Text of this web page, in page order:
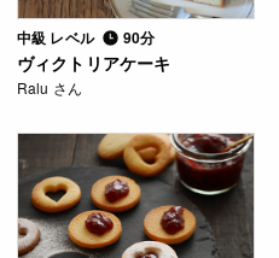
中級 レベル 90分
ヴィクトリアケーキ
Ralu さん